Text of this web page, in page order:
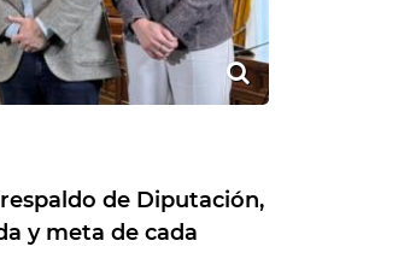
de Diputación,
y meta de cada